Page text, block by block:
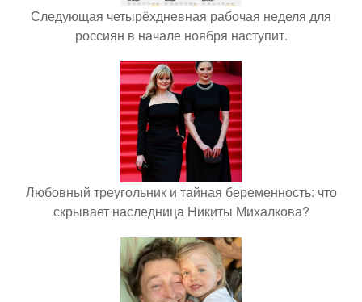
Следующая четырёхдневная рабочая неделя для
россиян в начале ноября наступит.
Любовный треугольник и тайная беременность: что
скрывает наследница Никиты Михалкова?